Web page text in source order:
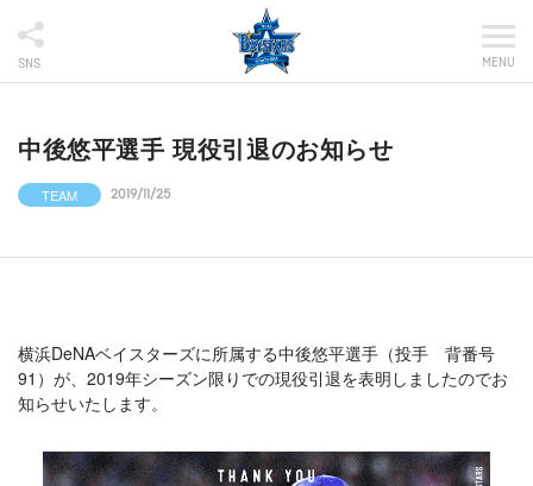
SNS MENU
中後悠平選手 現役引退のお知らせ
TEAM 2019/11/25
横浜DeNAベイスターズに所属する中後悠平選手（投手 背番号
91）が、2019年シーズン限りでの現役引退を表明しましたのでお
知らせいたします。